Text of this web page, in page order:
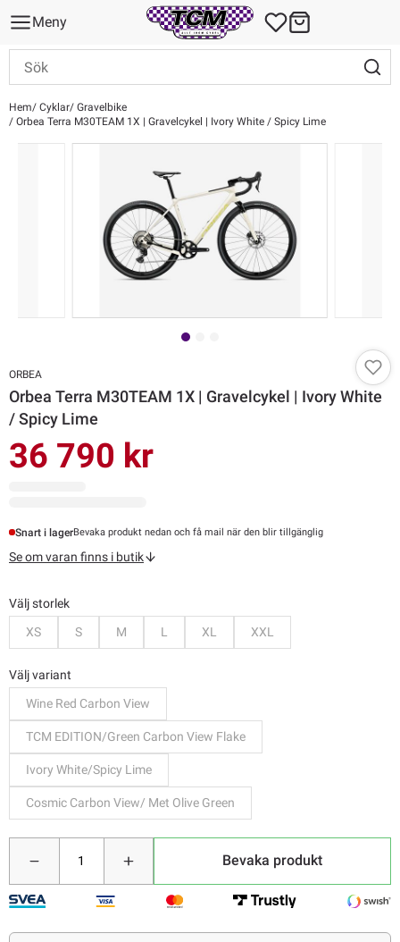
Meny
Hem Cyklar Gravelbike
Orbea Terra M30TEAM 1X | Gravelcykel | Ivory White / Spicy Lime
ORBEA
Orbea Terra M30TEAM 1X | Gravelcykel | Ivory White
/ Spicy Lime
36 790 kr
Snart i lagerBevaka produkt nedan och få mail när den blir tillgänglig
Se om varan finns i butik
Välj storlek
XS
S M L XL XXL
Välj variant
Wine Red Carbon View
TCM EDITION/Green Carbon View Flake
Ivory White/Spicy Lime
Cosmic Carbon View/ Met Olive Green
Bevaka produkt